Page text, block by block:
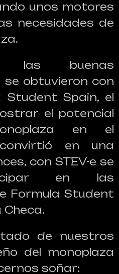
unos motores
necesidades de
las buenas
se obtuvieron con
Student Spain, el
el potencial
en el
en una
con STEV-e se
en las
Formula Student
Checa.
de nuestros
del monoplaza
soñar: